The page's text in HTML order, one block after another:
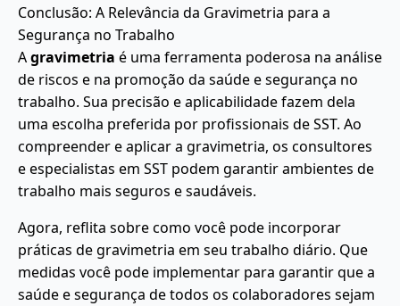
Conclusão: A Relevância da Gravimetria para a
Segurança no Trabalho
Agravimetria é uma ferramenta poderosa na análise
de riscos e na promoção da saúde e segurança no
trabalho. Sua precisão e aplicabilidade fazem dela
uma escolha preferida por profissionais de SST. Ao
compreender e aplicar a gravimetria, os consultores
e especialistas em SST podem garantir ambientes de
trabalho mais seguros e saudáveis.
Agora, reflita sobre como você pode incorporar
práticas de gravimetria em seu trabalho diário. Que
medidas você pode implementar para garantir que a
saúde e segurança de todos os colaboradores sejam